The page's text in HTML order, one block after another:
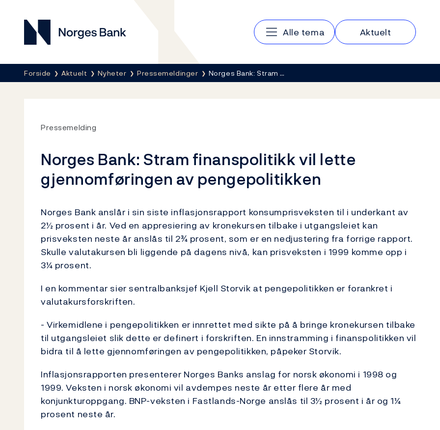
Norges Bank
Hovedmeny
Alle tema Aktuelt
Her er du nå:
Forside Aktuelt Nyheter Pressemeldinger Norges Bank: Stram …
Pressemelding
Norges Bank: Stram finanspolitikk vil lette
gjennomføringen av pengepolitikken
Norges Bank anslår i sin siste inflasjonsrapport konsumprisveksten til i underkant av
2½ prosent i år. Ved en appresiering av kronekursen tilbake i utgangsleiet kan
prisveksten neste år anslås til 2¾ prosent, som er en nedjustering fra forrige rapport.
Skulle valutakursen bli liggende på dagens nivå, kan prisveksten i 1999 komme opp i
3¼ prosent.
I en kommentar sier sentralbanksjef Kjell Storvik at pengepolitikken er forankret i
valutakursforskriften.
- Virkemidlene i pengepolitikken er innrettet med sikte på å bringe kronekursen tilbake
til utgangsleiet slik dette er definert i forskriften. En innstramming i finanspolitikken vil
bidra til å lette gjennomføringen av pengepolitikken, påpeker Storvik.
Inflasjonsrapporten presenterer Norges Banks anslag for norsk økonomi i 1998 og
1999. Veksten i norsk økonomi vil avdempes neste år etter flere år med
konjunkturoppgang. BNP-veksten i Fastlands-Norge anslås til 3½ prosent i år og 1¼
prosent neste år.